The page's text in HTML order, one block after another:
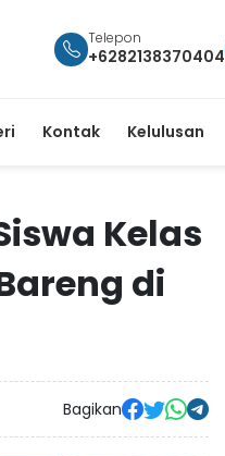
Telepon
+6282138370404
Kontak Kelulusan
Kelas
di
Bagikan